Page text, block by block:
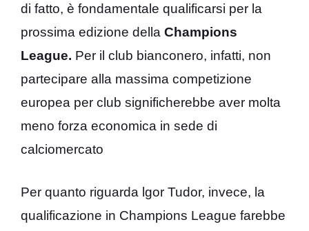
di fatto, è fondamentale qualificarsi per la
prossima edizione della Champions
League. Per il club bianconero, infatti, non
partecipare alla massima competizione
europea per club significherebbe aver molta
meno forza economica in sede di
calciomercato
Per quanto riguarda lgor Tudor, invece, la
qualificazione in Champions League farebbe